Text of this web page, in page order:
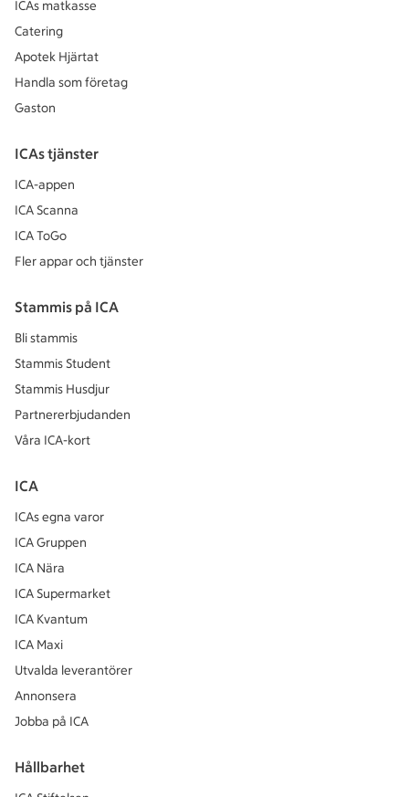
ICAs matkasse
Catering
Apotek Hjärtat
Handla som företag
Gaston
ICAs tjänster
ICA-appen
ICA Scanna
ICA ToGo
Fler appar och tjänster
Stammis på ICA
Bli stammis
Stammis Student
Stammis Husdjur
Partnererbjudanden
Våra ICA-kort
ICA
ICAs egna varor
ICA Gruppen
ICA Nära
ICA Supermarket
ICA Kvantum
ICA Maxi
Utvalda leverantörer
Annonsera
Jobba på ICA
Hållbarhet